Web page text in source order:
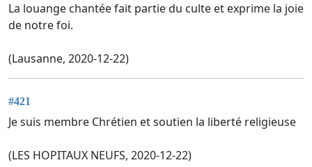
La louange chantée fait partie du culte et exprime la joie
de notre foi.
(Lausanne, 2020-12-22)
#421
Je suis membre Chrétien et soutien la liberté religieuse
(LES HOPITAUX NEUFS, 2020-12-22)